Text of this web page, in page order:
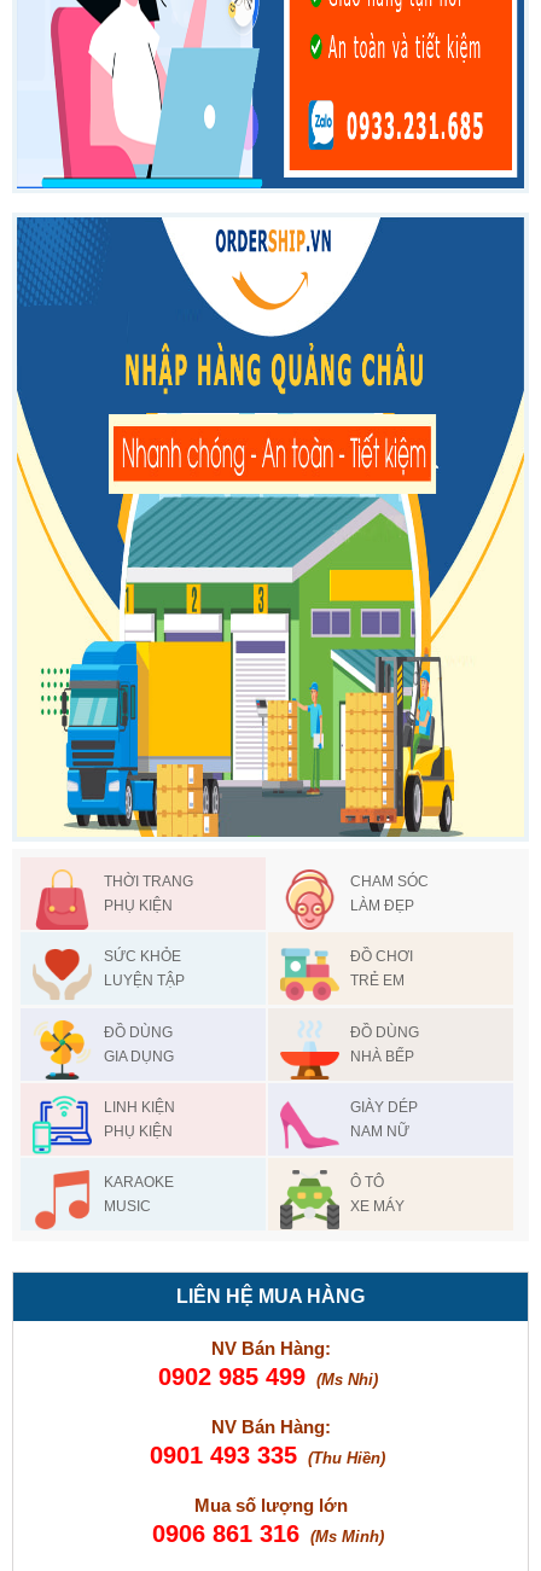
THỜI TRANG
PHỤ KIỆN
CHAM SÓC
LÀM ĐẸP
SỨC KHỎE
LUYỆN TẬP
ĐỒ CHƠI
TRẺ EM
ĐỒ DÙNG
GIA DỤNG
ĐỒ DÙNG
NHÀ BẾP
LINH KIỆN
PHỤ KIỆN
GIÀY DÉP
NAM NỮ
KARAOKE
MUSIC
Ô TÔ
XE MÁY
LIÊN HỆ MUA HÀNG
NV Bán Hàng:
0902 985 499 (Ms Nhi)
NV Bán Hàng:
0901 493 335 (Thu Hiền)
Mua số lượng lớn
0906 861 316 (Ms Minh)